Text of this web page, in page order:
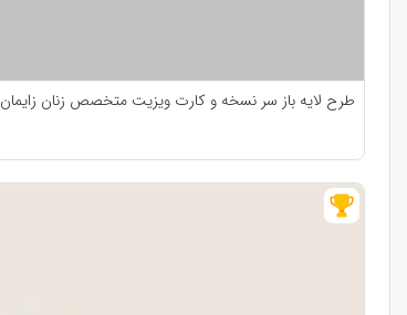
طرح لایه باز سر نسخه و کارت ویزیت متخصص زنان زایمان